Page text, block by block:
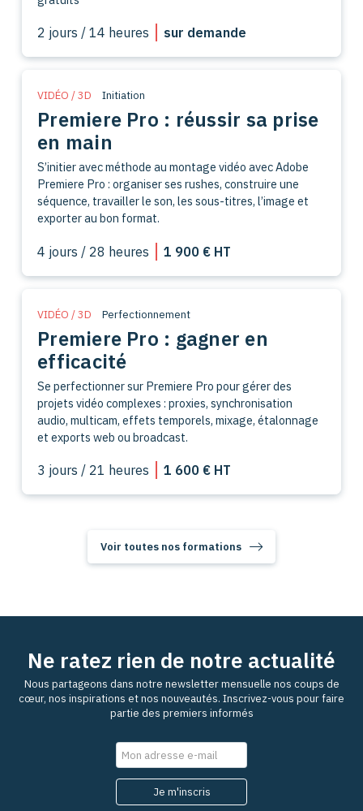
2 jours / 14 heures sur demande
VIDÉO / 3D Initiation
Premiere Pro : réussir sa prise
en main
S’initier avec méthode au montage vidéo avec Adobe
Premiere Pro : organiser ses rushes, construire une
séquence, travailler le son, les sous-titres, l’image et
exporter au bon format.
4 jours / 28 heures 1 900 € HT
VIDÉO / 3D Perfectionnement
Premiere Pro : gagner en
efficacité
Se perfectionner sur Premiere Pro pour gérer des
projets vidéo complexes : proxies, synchronisation
audio, multicam, effets temporels, mixage, étalonnage
et exports web ou broadcast.
3 jours / 21 heures 1 600 € HT
Voir toutes nos formations
Ne ratez rien de notre actualité
Nous partageons dans notre newsletter mensuelle nos coups de
cœur, nos inspirations et nos nouveautés. Inscrivez-vous pour faire
partie des premiers informés